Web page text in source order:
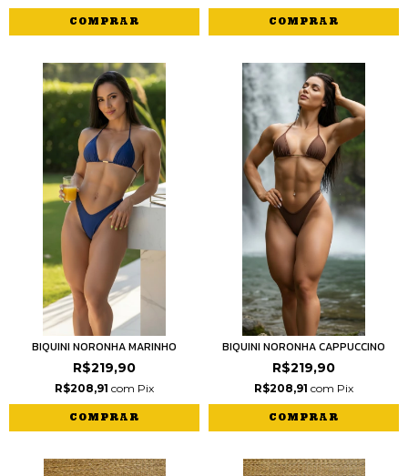
COMPRAR COMPRAR
BIQUINI NORONHA MARINHO
R$219,90
R$208,91 com Pix
COMPRAR
BIQUINI NORONHA CAPPUCCINO
R$219,90
R$208,91 com Pix
COMPRAR